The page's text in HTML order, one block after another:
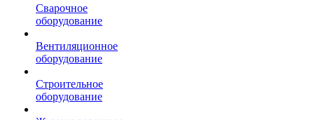
Сварочное
оборудование
Вентиляционное
оборудование
Строительное
оборудование